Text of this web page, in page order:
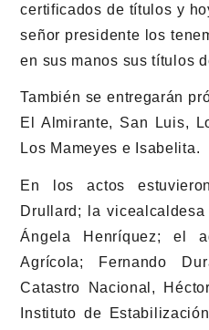
certificados de títulos y
señor presidente los
en sus manos sus títulos
También se entregarán
El Almirante, San Luis,
Los Mameyes e Isabelita.
En los actos
Drullard; la
Ángela Henríquez; el
Agrícola; Fernando
Catastro Nacional,
Instituto de